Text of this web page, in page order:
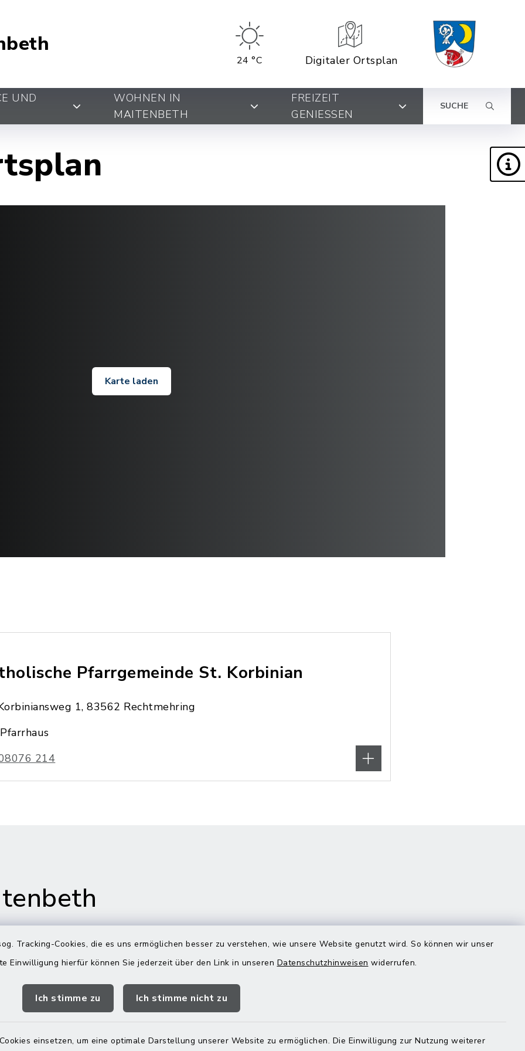
Tracking-Cookies, die es uns ermöglichen besser zu verstehen, wie unsere Website genutzt wird. So können wir unser
Einwilligung hierfür können Sie jederzeit über den Link in unseren Datenschutzhinweisen widerrufen.
Ich stimme zu Ich stimme nicht zu
einsetzen, um eine optimale Darstellung unserer Website zu ermöglichen. Die Einwilligung zur Nutzung weiterer
24 °C Digitaler Ortsplan
UND
WOHNEN IN
MAITENBETH
FREIZEIT
GENIESSEN
SUCHE
Karte laden
Pfarrgemeinde St. Korbinian
1, 83562 Rechtmehring
214
Rechtmehring
83562 Rechtmehring